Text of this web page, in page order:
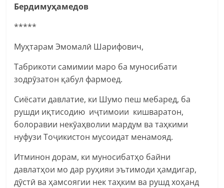
Бердимуҳамедов
*****
Муҳтарам Эмомалӣ Шарифович,
Табрикоти самимии маро ба муносибати
зодрӯзатон қабул фармоед.
Сиёсати давлатие, ки Шумо пеш мебаред, ба
рушди иқтисодию иҷтимоии кишваратон,
болоравии некӯаҳволии мардум ва таҳкими
нуфузи Тоҷикистон мусоидат менамояд.
Итминон дорам, ки муносибатҳо байни
давлатҳои мо дар руҳияи эътимоди ҳамдигар,
дӯстӣ ва ҳамсоягии нек таҳким ва рушд хоҳанд